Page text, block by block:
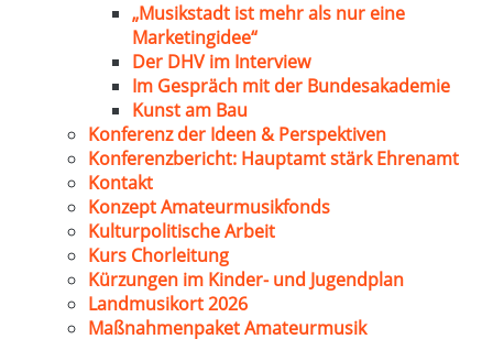
„Musikstadt ist mehr als nur eine
Marketingidee“
Der DHV im Interview
Im Gespräch mit der Bundesakademie
Kunst am Bau
Konferenz der Ideen & Perspektiven
Konferenzbericht: Hauptamt stärk Ehrenamt
Kontakt
Konzept Amateurmusikfonds
Kulturpolitische Arbeit
Kurs Chorleitung
Kürzungen im Kinder- und Jugendplan
Landmusikort 2026
Maßnahmenpaket Amateurmusik